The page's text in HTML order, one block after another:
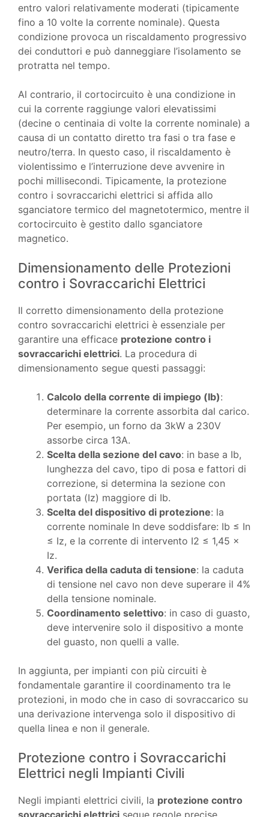
entro valori relativamente moderati (tipicamente
fino a 10 volte la corrente nominale). Questa
condizione provoca un riscaldamento progressivo
dei conduttori e può danneggiare l’isolamento se
protratta nel tempo.
Al contrario, il cortocircuito è una condizione in
cui la corrente raggiunge valori elevatissimi
(decine o centinaia di volte la corrente nominale) a
causa di un contatto diretto tra fasi o tra fase e
neutro/terra. In questo caso, il riscaldamento è
violentissimo e l’interruzione deve avvenire in
pochi millisecondi. Tipicamente, la protezione
contro i sovraccarichi elettrici si affida allo
sganciatore termico del magnetotermico, mentre il
cortocircuito è gestito dallo sganciatore
magnetico.
Dimensionamento delle Protezioni
contro i Sovraccarichi Elettrici
Il corretto dimensionamento della protezione
contro sovraccarichi elettrici è essenziale per
garantire una efficace protezione contro i
sovraccarichi elettrici. La procedura di
dimensionamento segue questi passaggi:
Calcolo della corrente di impiego (Ib):
determinare la corrente assorbita dal carico.
Per esempio, un forno da 3kW a 230V
assorbe circa 13A.
Scelta della sezione del cavo: in base a Ib,
lunghezza del cavo, tipo di posa e fattori di
correzione, si determina la sezione con
portata (Iz) maggiore di Ib.
Scelta del dispositivo di protezione: la
corrente nominale In deve soddisfare: Ib ≤ In
≤ Iz, e la corrente di intervento I2 ≤ 1,45 ×
Iz.
Verifica della caduta di tensione: la caduta
di tensione nel cavo non deve superare il 4%
della tensione nominale.
Coordinamento selettivo: in caso di guasto,
deve intervenire solo il dispositivo a monte
del guasto, non quelli a valle.
In aggiunta, per impianti con più circuiti è
fondamentale garantire il coordinamento tra le
protezioni, in modo che in caso di sovraccarico su
una derivazione intervenga solo il dispositivo di
quella linea e non il generale.
Protezione contro i Sovraccarichi
Elettrici negli Impianti Civili
Negli impianti elettrici civili, la protezione contro
sovraccarichi elettrici segue regole precise